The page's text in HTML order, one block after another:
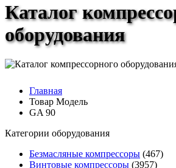
Каталог
оборудования
Главная
Товар Модель
GA 90
Категории оборудования
Безмасляные компрессоры (467)
Винтовые компрессоры (3957)